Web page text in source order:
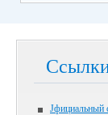
Jфициальный